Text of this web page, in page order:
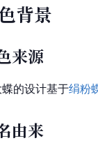
背景
来源
的设计基于绢粉
由来